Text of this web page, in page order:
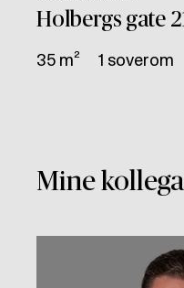
Holbergs gate
35 m² 1 soverom
Mine